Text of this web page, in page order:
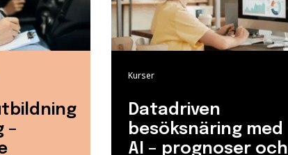
–
Kurser
Datadriven
besöksnäring med
AI – prognoser och